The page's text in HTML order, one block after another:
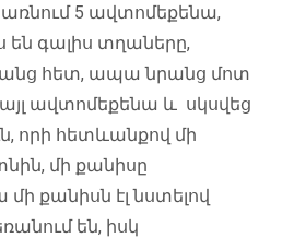
5 ավտոմեքենա,
են գալիս տղաները,
հետ, ապա նրանց մոտ
ավտոմեքենա և սկսվեց
որի հետևանքով մի
մի քանիսը
քանիսն էլ նստելով
են, իսկ